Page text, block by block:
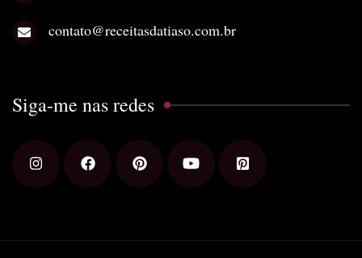
contato@receitasdatiaso.com.br
Siga-me nas redes